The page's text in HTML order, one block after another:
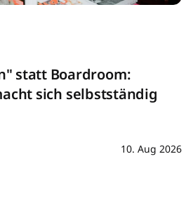
statt Boardroom:
sich selbstständig
10. Aug 2026